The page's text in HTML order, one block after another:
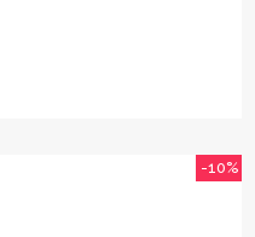
-10%